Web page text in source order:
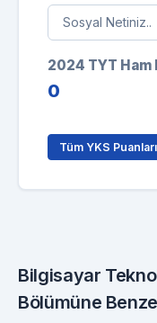
2024 TYT Ham
0
Tüm YKS
Bilgisayar
Bölümüne